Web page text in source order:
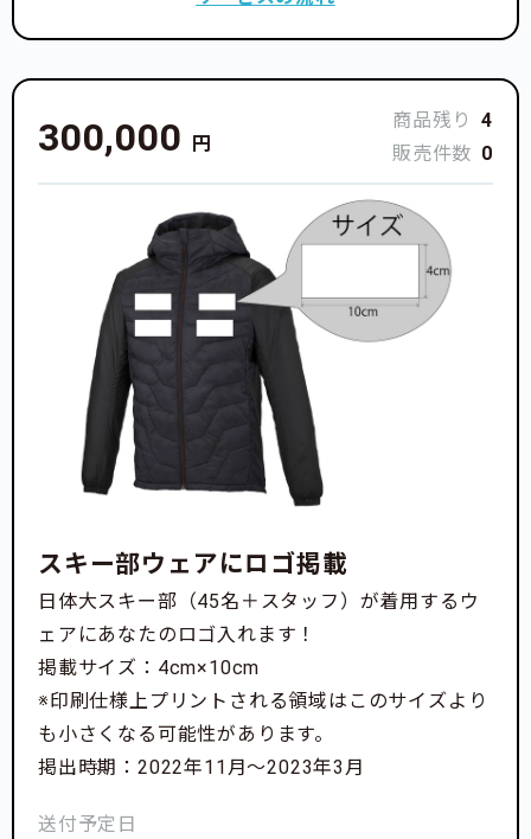
300,000 円
商品残り
4
販売件数 0
スキー部ウェアにロゴ掲載
日体大スキー部（45名＋スタッフ）が着用するウ
ェアにあなたのロゴ入れます！
掲載サイズ：4cm×10cm
※印刷仕様上プリントされる領域はこのサイズより
も小さくなる可能性があります。
掲出時期：2022年11月〜2023年3月
送付予定日